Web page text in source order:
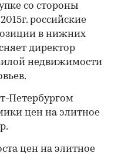
со стороны
российские
в нижних
директор
недвижимости
Петербургом
цен на элитное
цен на элитное